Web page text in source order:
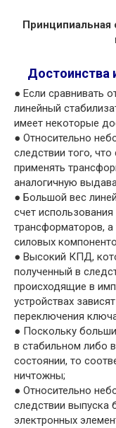
Принципиальная
Достоинства
● Если сравнивать
линейный
имеет некоторые
● Относительно
следствии того,
применять
аналогичную
● Большой вес
счет
трансформаторов,
силовых
● Высокий КПД,
полученный в
происходящие в
устройствах
переключения
● Поскольку
в стабильном либо
состоянии, то
ничтожны;
● Относительно
следствии выпуска
электронных